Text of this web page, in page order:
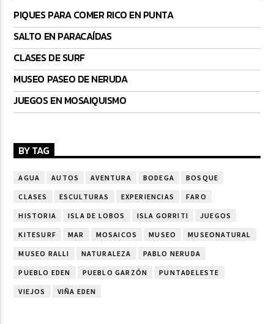
PIQUES PARA COMER RICO EN PUNTA
SALTO EN PARACAÍDAS
CLASES DE SURF
MUSEO PASEO DE NERUDA
JUEGOS EN MOSAIQUISMO
BY TAG
AGUA AUTOS AVENTURA BODEGA BOSQUE
CLASES ESCULTURAS EXPERIENCIAS FARO
HISTORIA ISLA DE LOBOS ISLA GORRITI JUEGOS
KITESURF MAR MOSAICOS MUSEO MUSEONATURAL
MUSEO RALLI NATURALEZA PABLO NERUDA
PUEBLO EDEN PUEBLO GARZÓN PUNTADELESTE
VIEJOS VIÑA EDEN